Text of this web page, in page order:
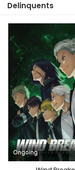
Delinquents
Ongoing